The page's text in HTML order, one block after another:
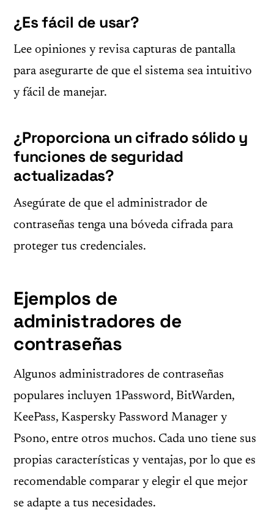
¿Es fácil de usar?
Lee opiniones y revisa capturas de pantalla
para asegurarte de que el sistema sea intuitivo
y fácil de manejar.
¿Proporciona un cifrado sólido y
funciones de seguridad
actualizadas?
Asegúrate de que el administrador de
contraseñas tenga una bóveda cifrada para
proteger tus credenciales.
Ejemplos de
administradores de
contraseñas
Algunos administradores de contraseñas
populares incluyen 1Password, BitWarden,
KeePass, Kaspersky Password Manager y
Psono, entre otros muchos. Cada uno tiene sus
propias características y ventajas, por lo que es
recomendable comparar y elegir el que mejor
se adapte a tus necesidades.